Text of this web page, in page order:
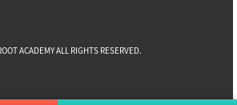
ACADEMY ALL RIGHTS RESERVED.